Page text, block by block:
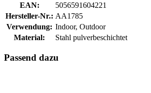
EAN:
5056591604221
Hersteller-Nr.: AA1785
Verwendung: Indoor, Outdoor
Material:
Stahl pulverbeschichtet
Passend dazu